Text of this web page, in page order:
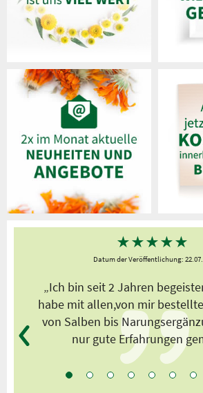
★★★★★
Datum der Veröffentlichung:
„Ich bin seit 2 Jahren
habe mit allen,von mir
von Salben bis
nur gute Erfahrungen